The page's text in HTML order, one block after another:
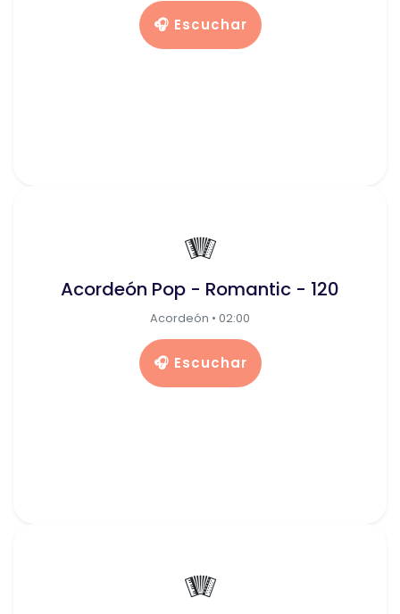
🎧 Escuchar
🪗
Acordeón Pop - Romantic - 120
Acordeón • 02:00
🎧 Escuchar
🪗